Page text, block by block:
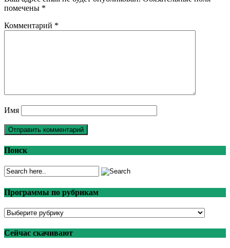
помечены *
Комментарий *
Имя
Поиск
Программы по рубрикам
Программы
рубрикам
Сейчас скачивают